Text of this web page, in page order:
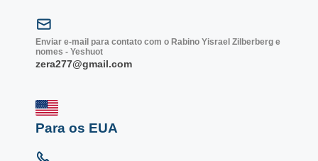
Enviar e-mail para contato com o Rabino Yisrael Zilberberg e
nomes - Yeshuot
zera277@gmail.com
Para os EUA